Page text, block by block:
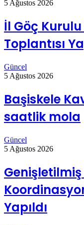
5 Ağustos 2026
İl Göç
Toplantısı
Güncel
5 Ağustos 2026
Başiskele
saatlik mola
Güncel
5 Ağustos 2026
Yapıldı